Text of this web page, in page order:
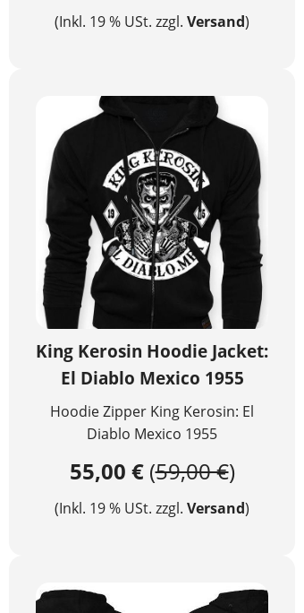
(Inkl. 19 % USt. zzgl. Versand)
King Kerosin Hoodie Jacket:
El Diablo Mexico 1955
Hoodie Zipper King Kerosin: El
Diablo Mexico 1955
55,00 €(59,00 €)
(Inkl. 19 % USt. zzgl. Versand)